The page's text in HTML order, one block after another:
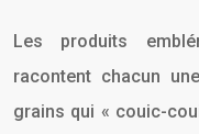
Les produits
racontent chacun
grains qui « couic-